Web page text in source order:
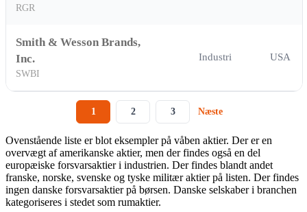
RGR
Smith & Wesson Brands,
Inc.
SWBI
Industri USA
1 2 3 Næste
Ovenstående liste er blot eksempler på våben aktier. Der er en
overvægt af amerikanske aktier, men der findes også en del
europæiske forsvarsaktier i industrien. Der findes blandt andet
franske, norske, svenske og tyske militær aktier på listen. Der findes
ingen danske forsvarsaktier på børsen. Danske selskaber i branchen
kategoriseres i stedet som rumaktier.